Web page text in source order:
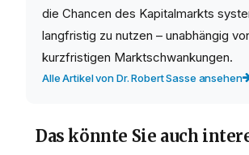
die Chancen des Kapitalmarkts
langfristig zu nutzen – unabhängig
kurzfristigen Marktschwankungen.
Alle Artikel von Dr. Robert Sasse ansehen
Das könnte Sie auch